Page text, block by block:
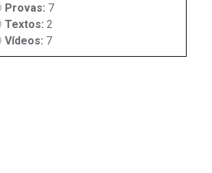
Provas: 7
Textos: 2
Vídeos: 7